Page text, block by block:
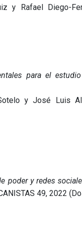
y Rafael Diego-
para el
y José Luis
poder y redes
49, 2022